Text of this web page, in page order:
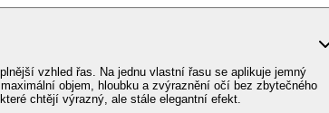
vzhled řas. Na jednu vlastní řasu se aplikuje jemný
objem, hloubku a zvýraznění očí bez zbytečného
chtějí výrazný, ale stále elegantní efekt.